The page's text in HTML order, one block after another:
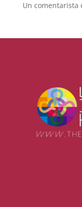
Un comentarista